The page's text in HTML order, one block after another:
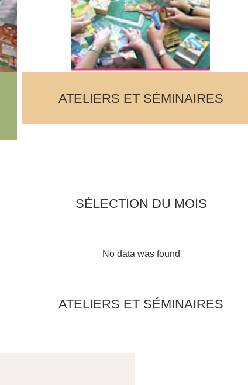
ATELIERS ET SÉMINAIRES
SÉLECTION DU MOIS
No data was found
ATELIERS ET SÉMINAIRES